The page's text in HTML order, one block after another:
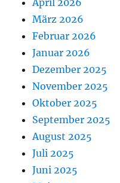
April 2026
März 2026
Februar 2026
Januar 2026
Dezember 2025
November 2025
Oktober 2025
September 2025
August 2025
Juli 2025
Juni 2025